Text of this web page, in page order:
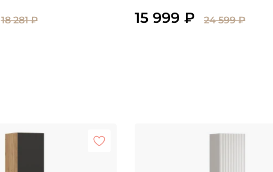
18 281 ₽ 15 999 ₽ 24 599 ₽